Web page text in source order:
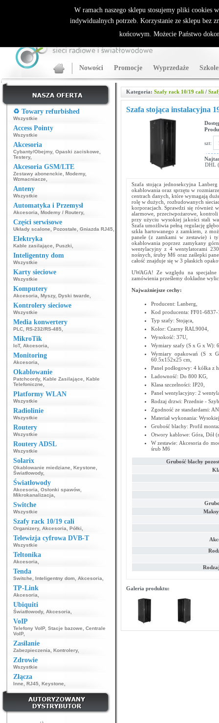
ALLNET.PL Sieci bezprzewodowe - generalny dystrybutor Sparklan
Nowości Promocje Wyprzedaże
♻️ Towary refurbished
Wszystkie
Access Pointy
Wszystkie
Akcesoria
Cybanty/Obejmy, Opaski zaciskowe
Testery,
Akcesoria GSM/LTE
Zestawy abonenckie Modemy,
Wzmacniacze
Anteny
Wszystkie
Automatyka i Przemysł
Akcesoria Modemy / Routery,
Części serwisowe
Układy scalone Pozostałe Gniazda RJ45
Elektryka
Kable zasilające Puszki
Inteligentny dom
Wszystkie
Karty sieciowe
Wszystkie
Komputery
Akcesoria Myszy, Dyski twarde
Kontrolery sieciowe
Wszystkie
Media konwertery
PLC RS-232/RS-485
MikroTik
IoT, Akcesoria
Monitoring
Akcesoria
Okablowanie
Patchcordy, Kable Zasilające
Kable
Telefoniczne
Platformy WLAN
Wszystkie
Radiolinie
Wszystkie
Routery
Wszystkie
Routery ADSL
Wszystkie
Solarix
Okablowanie miedziane Keystone
Światłowody,
Światłowody
Akcesoria Osłonki spawów
Mikrokanalizacja
Switche
Wszystkie
Szafy rack 10/19 cali
Organizery, Akcesoria Półki
Telewizja cyfrowa DVB-T
Wszystkie
Teltonika
Akcesoria
Tenda
Switche Inteligentny dom Akcesoria
TP-Link
Akcesoria
Ubiquiti
Światłowody, Akcesoria
VoIP
Telefony VoIP, Stacje bazowe
Centrale
VoIP,
Zasilanie
Zabezpieczenia Kontrolery,
Zdrowie
Wszystkie
Złącza
Inne RJ45 Keystone
Kategoria: Szafy rack 10/19 cali/
Szafa stojąca instalacyjna
szt:
DHL
Szafa stojąca jednosekcyjna
okablowania oraz sprzętu w
centrach danych, które wymagają
rolę w dużych, rozbudowanych
korporacjach. Sprawdzi się również
alarmowe, przeciwpożarowe,
przy użyciu wysokiej jakości stali
Szafa umożliwia pełną regulację
szkła hartowanego z zamkiem, z
panele (z zamkami w zestawie) i
okablowania poprzez zamykany
wentylacyjny z 4 wentylatorami
nośnych, śruby M6 oraz zaślepki
całość znajduje się w 3 płaskich
UWAGA! Ze względu na
zamówienia prześlemy dokładne
Najważniejsze cechy:
Producent: Lanberg,
Kod producenta: FF01-6837-
Typ szafy: Stojąca,
Kolor: Czarny RAL9004,
Wysokość: 37U,
Wymiary szafy (S x G x W):
Wymiary opakowań (S x
60.5x152x25 cm,
Panel podłogowy: 4 kółka z
Ładowność: Do 800 KG,
Klasa szczelności: IP20,
Panel wentylacyjny: 2
Rodzaj drzwi: Przednie -
Zgodność ze standardami:
Materiał wykonania:
Grubość blachy: Profil
Otwory kablowe: Góra, Dół
W zestawie: Akcesoria do
śrub M6
Grubość blachy
Galeria produktu:
W ramach naszego sklepu stosujemy pliki cookies
indywidualnych potrzeb. Korzystanie ze sklepu bez
końcowym. Możecie Państwo